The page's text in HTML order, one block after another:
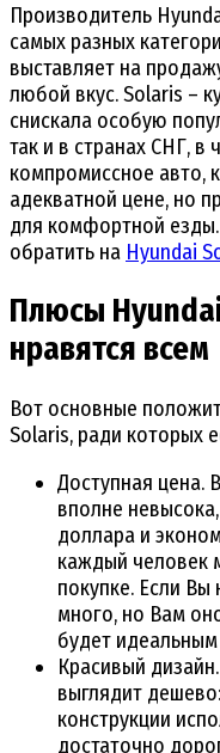
Производитель
самых разных
выставляет на
любой вкус. Solaris –
снискала особую
так и в странах СНГ, в
компромиссное авто,
адекватной цене, но
для комфортной
обратить на Hyundai
Плюсы
нравятся всем
Вот основные
Solaris, ради которых
Доступная цена.
вполне
доллара и
каждый человек
покупке. Если Вы
много, но Вам
будет
Красивый
выглядит
конструкции
достаточно